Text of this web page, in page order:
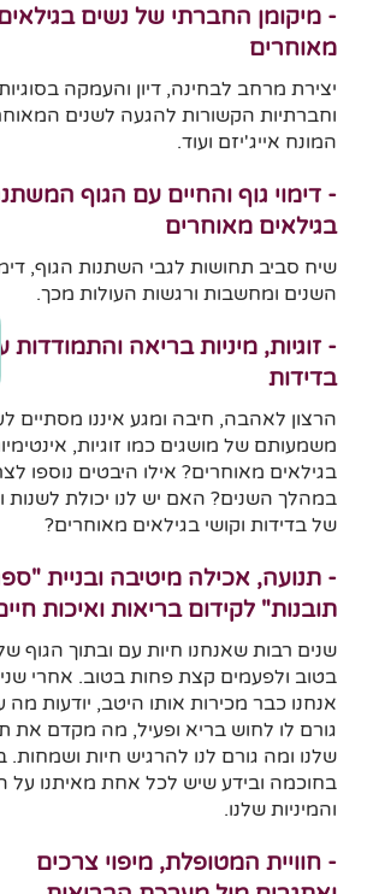
- מיקומן החברתי של נשים
מאוחרים
יצירת מרחב לבחינה, דיון והעמקה
וחברתיות הקשורות להגעה לשנים
המונח אייג'יזם ועוד.
- דימוי גוף והחיים עם הגוף
בגילאים מאוחרים
שיח סביב תחושות לגבי השתנות הגוף,
השנים ומחשבות ורגשות העולות מכך.
- זוגיות, מיניות בריאה והתמודדות
בדידות
הרצון לאהבה, חיבה ומגע איננו מסתיים
משמעותם של מושגים כמו זוגיות,
בגילאים מאוחרים? אילו היבטים נוספו
במהלך השנים? האם יש לנו יכולת לשנות
של בדידות וקושי בגילאים מאוחרים?
- תנועה, אכילה מיטיבה ובניית
תובנות" לקידום בריאות ואיכות
שנים רבות שאנחנו חיות עם ובתוך הגוף
בטוב ולפעמים קצת פחות בטוב. אחרי
אנחנו כבר מכירות אותו היטב, יודעות
גורם לו לחוש בריא ופעיל, מה מקדם את
שלנו ומה גורם לנו להרגיש חיות ושמחות.
בחוכמה ובידע שיש לכל אחת מאיתנו על
והמיניות שלנו.
- חוויית המטופלת, מיפוי צרכים